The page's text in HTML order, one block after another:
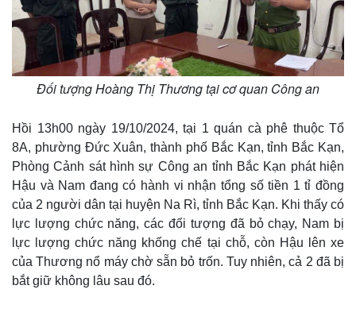
Đối tượng Hoàng Thị Thương tại cơ quan Công an
Hồi 13h00 ngày 19/10/2024, tại 1 quán cà phê thuộc Tổ
8A, phường Đức Xuân, thành phố Bắc Kạn, tỉnh Bắc Kạn,
Phòng Cảnh sát hình sự Công an tỉnh Bắc Kạn phát hiện
Hậu và Nam đang có hành vi nhận tổng số tiền 1 tỉ đồng
của 2 người dân tại huyện Na Rì, tỉnh Bắc Kạn. Khi thấy có
lực lượng chức năng, các đối tượng đã bỏ chạy, Nam bị
lực lượng chức năng khống chế tại chỗ, còn Hậu lên xe
của Thương nổ máy chờ sẵn bỏ trốn. Tuy nhiên, cả 2 đã bị
bắt giữ không lâu sau đó.